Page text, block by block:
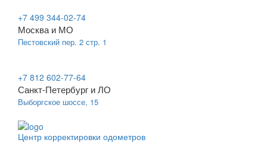
+7 499 344-02-74
Москва и МО
Пестовский пер. 2 стр. 1
+7 812 602-77-64
Санкт-Петербург и ЛО
Выборгское шоссе, 15
Центр корректировки одометров